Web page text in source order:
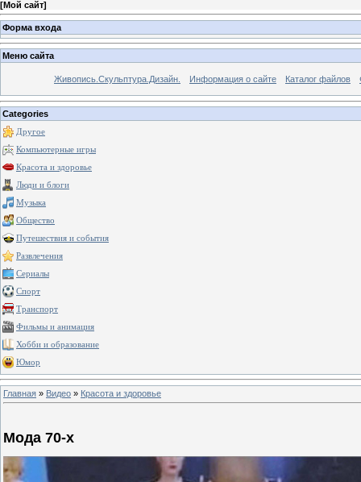
[Мой сайт]
Форма входа
Меню сайта
Живопись.Скульптура.Дизайн. Информация о сайте Каталог файлов
Categories
Другое
Компьютерные игры
Красота и здоровье
Люди и блоги
Музыка
Общество
Путешествия и события
Развлечения
Сериалы
Спорт
Транспорт
Фильмы и анимация
Хобби и образование
Юмор
Главная » Видео » Красота и здоровье
Мода 70-х